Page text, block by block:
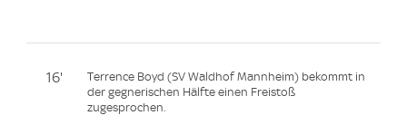
16'
Terrence Boyd (SV Waldhof Mannheim) bekommt in
der gegnerischen Hälfte einen Freistoß
zugesprochen.